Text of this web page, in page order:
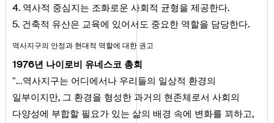
4. 역사적 중심지는 조화로운 사회적 균형을 제공한다.
5. 건축적 유산은 교육에 있어서도 중요한 역할을 담당한다.
역사지구의 안정과 현대적 역할에 대한 권고
1976년 나이로비 유네스코 총회
“…역사지구는 어디에서나 우리들의 일상적 환경의
일부이지만, 그 환경을 형성한 과거의 현존체로서 사회의
다양성에 부합할 필요가 있는 삶의 배경 속에 변화를 꾀하고,